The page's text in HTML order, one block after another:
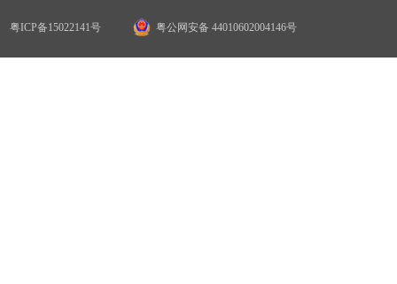
粤ICP备15022141号 粤公网安备 44010602004146号